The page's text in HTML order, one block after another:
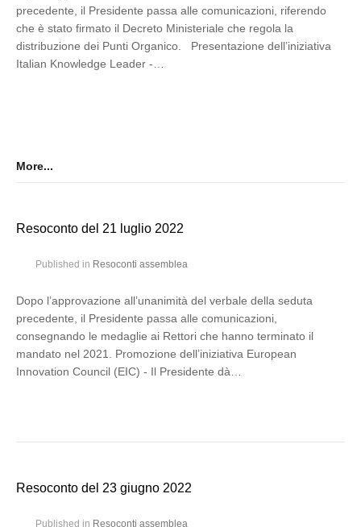
precedente, il Presidente passa alle comunicazioni, riferendo
che è stato firmato il Decreto Ministeriale che regola la
distribuzione dei Punti Organico. Presentazione dell’iniziativa
Italian Knowledge Leader -…
More...
Resoconto del 21 luglio 2022
Published in Resoconti assemblea
Dopo l’approvazione all’unanimità del verbale della seduta
precedente, il Presidente passa alle comunicazioni,
consegnando le medaglie ai Rettori che hanno terminato il
mandato nel 2021. Promozione dell’iniziativa European
Innovation Council (EIC) - Il Presidente dà…
Resoconto del 23 giugno 2022
Published in Resoconti assemblea